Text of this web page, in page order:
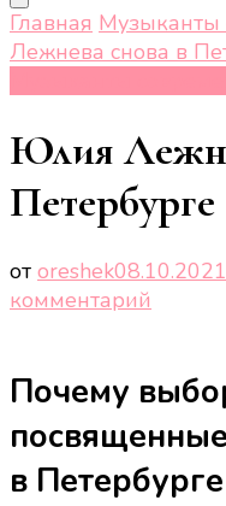
Главная Музыканты
Лежнева снова в
Юлия
Петербурге
от oreshek08.10.2021
комментарий
в
Почему
в Петербурге